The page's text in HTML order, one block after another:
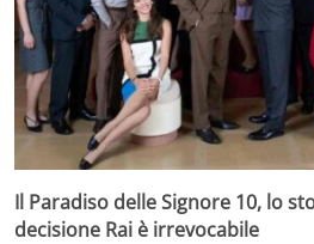
Il Paradiso delle Signore 10, lo
decisione Rai è irrevocabile